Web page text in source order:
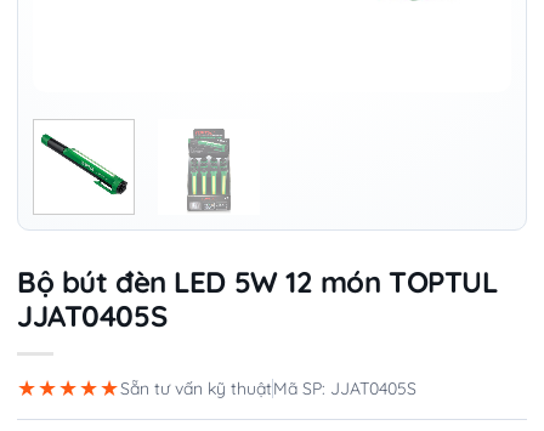
Bộ bút đèn LED 5W 12 món TOPTUL
JJAT0405S
★★★★★Sẵn tư vấn kỹ thuậtMã SP: JJAT0405S